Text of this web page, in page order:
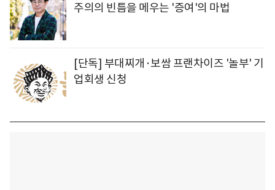
주의의 빈틈을 메우는 '증여'의 마법
[단독] 부대찌개·보쌈 프랜차이즈 '놀부' 기
업회생 신청